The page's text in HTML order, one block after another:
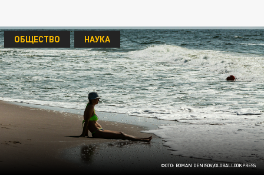
ФОТО: ROMAN DENISOV/GLOBALLOOKPRESS
ОБЩЕСТВО НАУКА